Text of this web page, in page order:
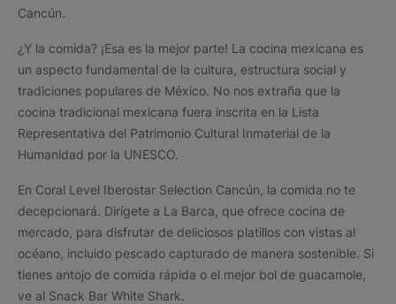
Cancún.
¿Y la comida? ¡Esa es la mejor parte! La cocina mexicana es
un aspecto fundamental de la cultura, estructura social y
tradiciones populares de México. No nos extraña que la
cocina tradicional mexicana fuera inscrita en la Lista
Representativa del Patrimonio Cultural Inmaterial de la
Humanidad por la UNESCO.
En Coral Level Iberostar Selection Cancún, la comida no te
decepcionará. Dirígete a La Barca, que ofrece cocina de
mercado, para disfrutar de deliciosos platillos con vistas al
océano, incluido pescado capturado de manera sostenible. Si
tienes antojo de comida rápida o el mejor bol de guacamole,
ve al Snack Bar White Shark.